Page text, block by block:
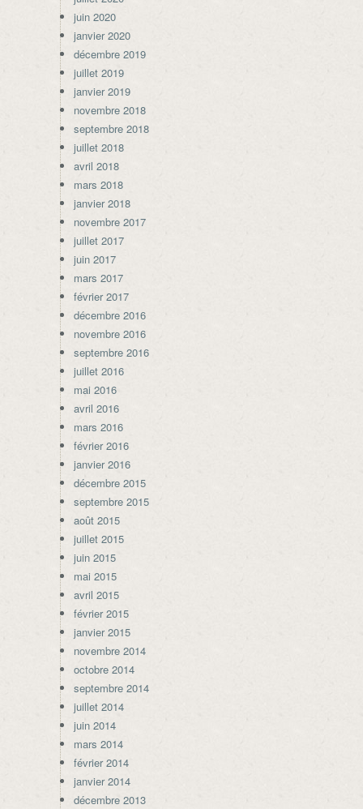
juin 2020
janvier 2020
décembre 2019
juillet 2019
janvier 2019
novembre 2018
septembre 2018
juillet 2018
avril 2018
mars 2018
janvier 2018
novembre 2017
juillet 2017
juin 2017
mars 2017
février 2017
décembre 2016
novembre 2016
septembre 2016
juillet 2016
mai 2016
avril 2016
mars 2016
février 2016
janvier 2016
décembre 2015
septembre 2015
août 2015
juillet 2015
juin 2015
mai 2015
avril 2015
février 2015
janvier 2015
novembre 2014
octobre 2014
septembre 2014
juillet 2014
juin 2014
mars 2014
février 2014
janvier 2014
décembre 2013